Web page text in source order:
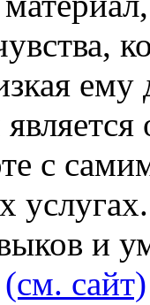
с
и
(см. сайт)